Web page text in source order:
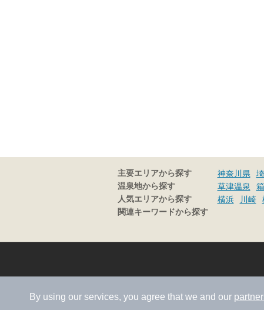
By using our services, you agree that we and our
主要エリアから探す 神奈川県
温泉地から探す 草津温泉
人気エリアから探す 横浜 川崎
関連キーワードから探す